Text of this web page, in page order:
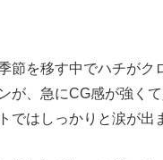
節を移す中でハチがク
が、急にCG感が強く
ではしっかりと涙が出